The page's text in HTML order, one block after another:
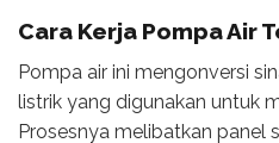
Cara Kerja Pompa Air
Pompa air ini mengonversi
listrik yang digunakan untuk
Prosesnya melibatkan panel